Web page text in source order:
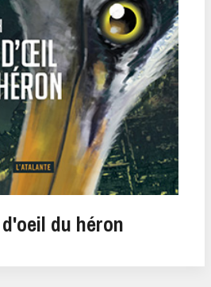
du héron